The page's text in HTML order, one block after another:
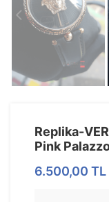
Replika-
Pink
6.500,00 TL